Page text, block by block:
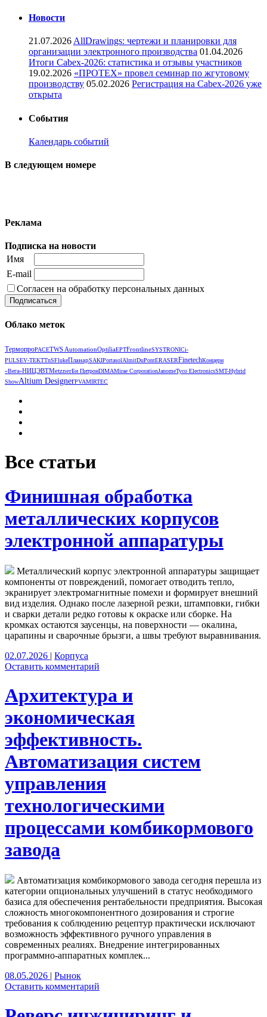
Новости
21.07.2026AllDrawings: чертежи и планировки для
организации электронного производства 01.04.2026
Итоги Cabex-2026: статистика и отзывы участников
19.02.2026 «ПРОТЕХ» провел семинар по жгутовому
производству 05.02.2026 Регистрация на Cabex-2026 уже
открыта
События
Календарь событий
В следующем номере
Реклама
Подписка на новости
Имя
E-mail
Согласен на обработку персональных данных
Облако меток
ТермопроРАСЕTWS AutomationOptiliaEPTFrontlineSYSTRONICi-
PULSEV‑TEKTTnSFlukeПланарSAKIPortasolAlmitDuPontERASERFinetechКонцерн
«Вега»НИЦЭВТMetznerБи ПитронDIMAMirae CorporationJanomeTyco ElectronicsSMT-Hybrid
ShowAltium DesignerPVAMIRTEC
Все статьи
Финишная обработка
металлических корпусов
электронной аппаратуры
Металлический корпус электронной аппаратуры защищает
компоненты от повреждений, помогает отводить тепло,
экранирует электромагнитные помехи и формирует внешний
вид изделия. Однако после лазерной резки, штамповки, гибки
и сварки детали редко готовы к окраске или сборке. На
кромках остаются заусенцы, на поверхности — окалина,
царапины и сварочные брызги, а швы требуют выравнивания.
02.07.2026 | Корпуса
Оставить комментарий
Архитектура и
экономическая
эффективность.
Автоматизация систем
управления
технологическими
процессами комбикормового
завода
Автоматизация комбикормового завода сегодня перешла из
категории опциональных улучшений в статус необходимого
базиса для обеспечения рентабельности предприятия. Высокая
сложность многокомпонентного дозирования и строгие
требования к соблюдению рецептур практически исключают
возможность эффективного ручного управления в
современных реалиях. Внедрение интегрированных
программно-аппаратных комплек...
08.05.2026 | Рынок
Оставить комментарий